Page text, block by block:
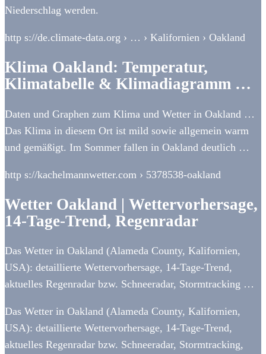
Niederschlag werden.
http s://de.climate-data.org › … › Kalifornien › Oakland
Klima Oakland: Temperatur,
Klimatabelle & Klimadiagramm …
Daten und Graphen zum Klima und Wetter in Oakland …
Das Klima in diesem Ort ist mild sowie allgemein warm
und gemäßigt. Im Sommer fallen in Oakland deutlich …
http s://kachelmannwetter.com › 5378538-oakland
Wetter Oakland | Wettervorhersage,
14-Tage-Trend, Regenradar
Das Wetter in Oakland (Alameda County, Kalifornien,
USA): detaillierte Wettervorhersage, 14-Tage-Trend,
aktuelles Regenradar bzw. Schneeradar, Stormtracking …
Das Wetter in Oakland (Alameda County, Kalifornien,
USA): detaillierte Wettervorhersage, 14-Tage-Trend,
aktuelles Regenradar bzw. Schneeradar, Stormtracking,